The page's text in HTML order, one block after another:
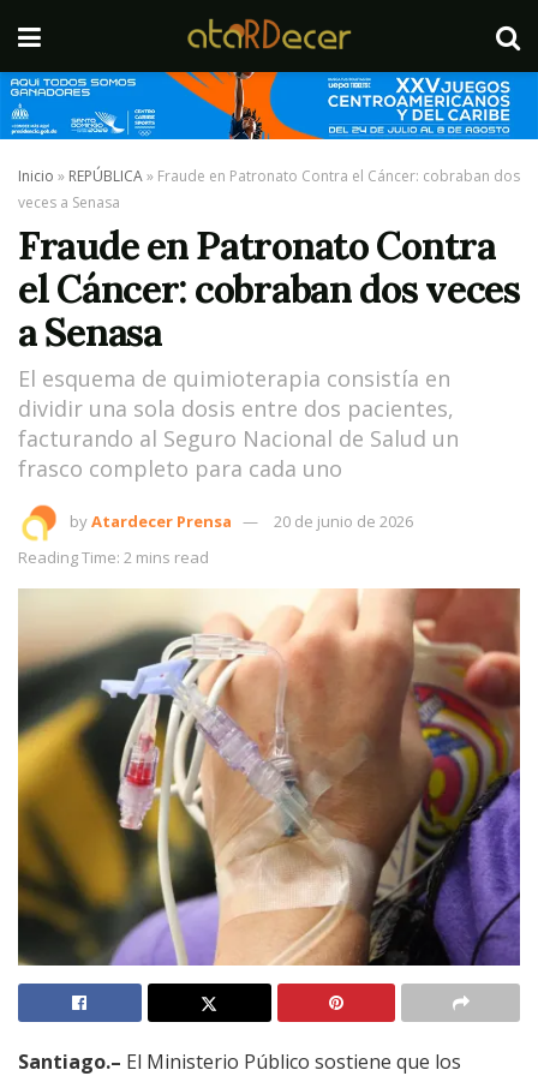
Inicio » REPÚBLICA» Fraude en Patronato Contra el Cáncer: cobraban dos
veces a Senasa
Fraude en Patronato Contra
el Cáncer: cobraban dos veces
a Senasa
El esquema de quimioterapia consistía en
dividir una sola dosis entre dos pacientes,
facturando al Seguro Nacional de Salud un
frasco completo para cada uno
byAtardecer Prensa
20 de junio de 2026
Reading Time: 2 mins read
Santiago.– El Ministerio Público sostiene que los